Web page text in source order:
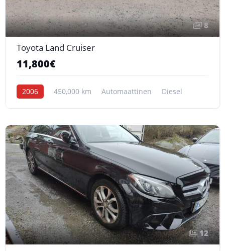
8
Toyota Land Cruiser
11,800€
2006 450,000 km Automaattinen Diesel
12